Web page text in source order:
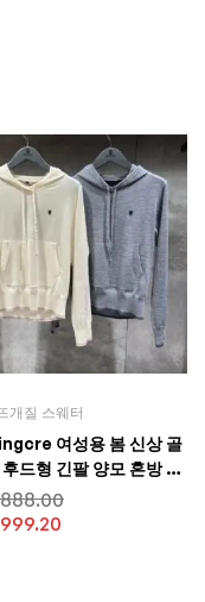
개질 스웨터
여성용 봄 신상 골
드형 긴팔 양모 혼방 니
캐주얼 부드러운 스웨터